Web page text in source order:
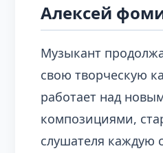
Алексей
Музыкант
свою творческую
работает над
композициями,
слушателя каждую